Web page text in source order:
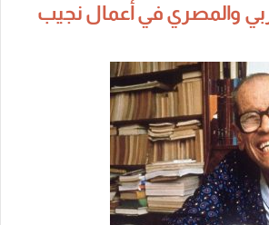
والمصري في أعمال نجيب